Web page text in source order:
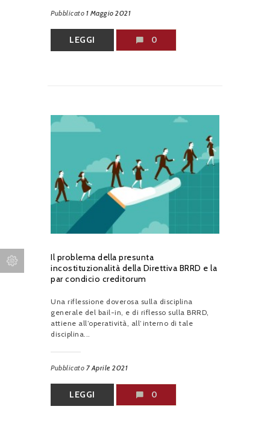
Pubblicato 1 Maggio 2021
LEGGI 0
Il problema della presunta
incostituzionalità della Direttiva BRRD e la
par condicio creditorum
Una riflessione doverosa sulla disciplina
generale del bail-in, e di riflesso sulla BRRD,
attiene all’operatività, all’interno di tale
disciplina...
Pubblicato 7 Aprile 2021
LEGGI 0